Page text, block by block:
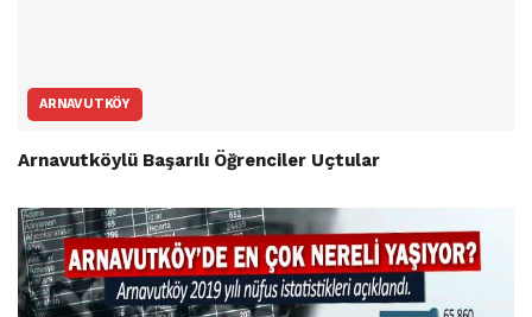
ARNAVUTKÖY
Arnavutköylü Başarılı Öğrenciler Uçtular